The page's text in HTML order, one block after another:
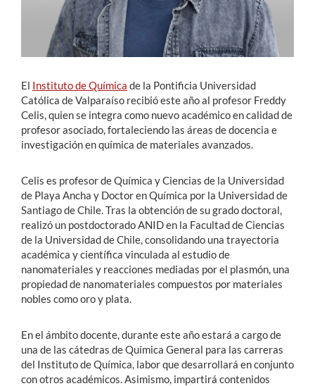
English
El Instituto de Química de la Pontificia Universidad
Católica de Valparaíso recibió este año al profesor Freddy
Celis, quien se integra como nuevo académico en calidad de
profesor asociado, fortaleciendo las áreas de docencia e
investigación en química de materiales avanzados.
Celis es profesor de Química y Ciencias de la Universidad
de Playa Ancha y Doctor en Química por la Universidad de
Santiago de Chile. Tras la obtención de su grado doctoral,
realizó un postdoctorado ANID en la Facultad de Ciencias
de la Universidad de Chile, consolidando una trayectoria
académica y científica vinculada al estudio de
nanomateriales y reacciones mediadas por el plasmón, una
propiedad de nanomateriales compuestos por materiales
nobles como oro y plata.
En el ámbito docente, durante este año estará a cargo de
una de las cátedras de Química General para las carreras
del Instituto de Química, labor que desarrollará en conjunto
con otros académicos. Asimismo, impartirá contenidos